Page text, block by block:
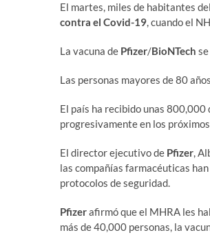
El martes, miles de habitantes
contra el Covid-19, cuando el
La vacuna de Pfizer/BioNTech
Las personas mayores de 80
El país ha recibido unas
progresivamente en los
El director ejecutivo de Pfizer,
las compañías farmacéuticas
protocolos de seguridad.
Pfizerafirmó que el MHRA les
más de 40,000 personas, la